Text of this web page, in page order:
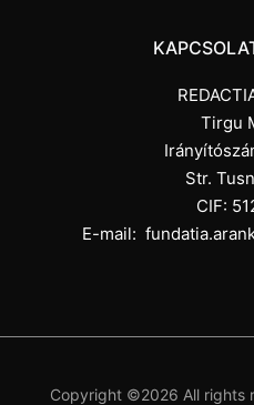
Tirgu
Str.
CIF:
E-mail:
Copyright ©2026 All rights